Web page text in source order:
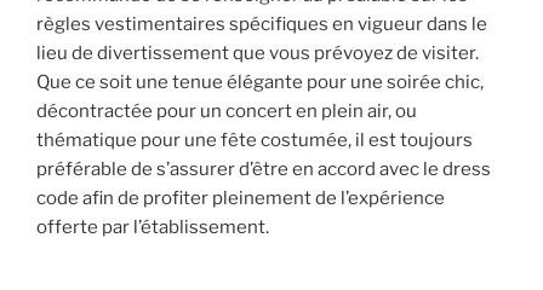
règles vestimentaires spécifiques en vigueur dans le
lieu de divertissement que vous prévoyez de visiter.
Que ce soit une tenue élégante pour une soirée chic,
décontractée pour un concert en plein air, ou
thématique pour une fête costumée, il est toujours
préférable de s’assurer d’être en accord avec le dress
code afin de profiter pleinement de l’expérience
offerte par l’établissement.